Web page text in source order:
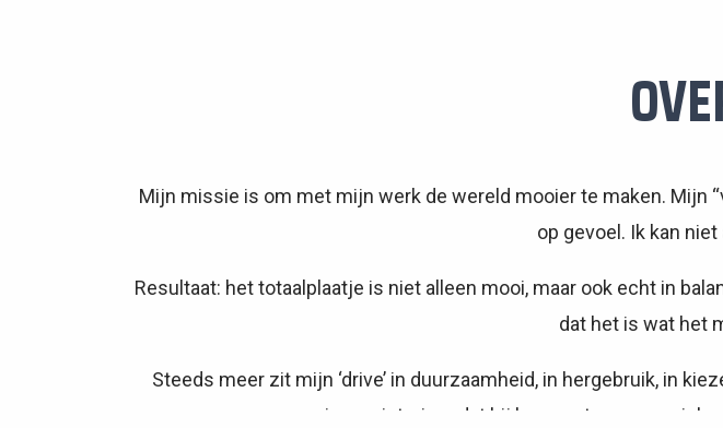
Mijn missie is om met mijn werk de wereld mooier te maken. Mijn
op gevoel. Ik kan
Resultaat: het totaalplaatje is niet alleen mooi, maar ook echt in
dat het is wat het
Steeds meer zit mijn ‘drive’ in duurzaamheid, in hergebruik, in
geven in een interieur dat bij hen past, waar ze zich